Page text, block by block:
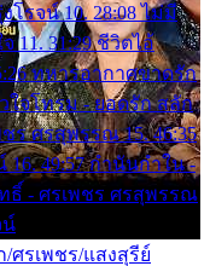
โรจน์ 10. 28:08 ไม่มี
11. 31:29 ชีวิตไอ้
ทหารอากาศขาดรัก
ใจโทรม - ยอดรัก สลัก
ชร ศรสุพรรณ 15. 46:35
16. 49:57 กำนันกำใน -
ธิ์ - ศรเพชร ศรสุพรรณ
น์
ศรเพชร/แสงสุรีย์